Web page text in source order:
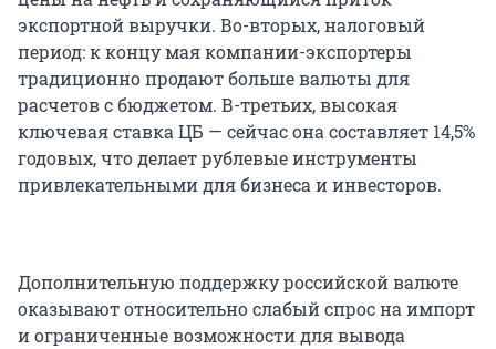
экспортной выручки. Во-вторых, налоговый
период: к концу мая компании-экспортеры
традиционно продают больше валюты для
расчетов с бюджетом. В-третьих, высокая
ключевая ставка ЦБ — сейчас она составляет 14,5%
годовых, что делает рублевые инструменты
привлекательными для бизнеса и инвесторов.
Дополнительную поддержку российской валюте
оказывают относительно слабый спрос на импорт
и ограниченные возможности для вывода